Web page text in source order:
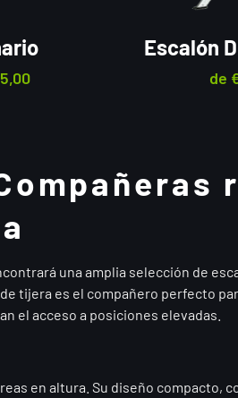
Escalón
de
una amplia selección de
tijera es el compañero perfecto
el acceso a posiciones elevadas.
en altura. Su diseño compacto,